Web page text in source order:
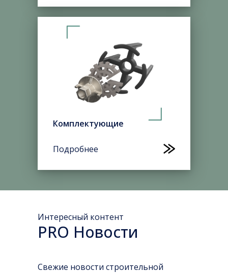
Комплектующие
Подробнее
Свежие новости строительной
PRO Новости
Интересный контент